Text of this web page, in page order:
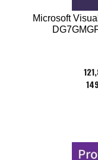
Microsoft